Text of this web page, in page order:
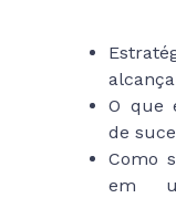
O que
de
Como
em